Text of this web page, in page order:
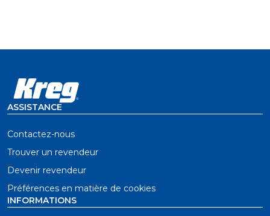
ASSISTANCE
Contactez-nous
Trouver un revendeur
Devenir revendeur
Préférences en matière de cookies
INFORMATIONS